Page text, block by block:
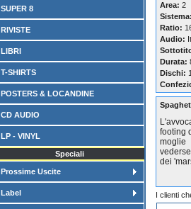
SUPER 8
RIVISTE
LIBRI
T-SHIRTS
POSTERS & LOCANDINE
CD AUDIO
LP - VINYL
Speciali
Prossime Uscite
Label
Area: 2
Sistema:
Ratio:
Audio:
Durata:
Dischi: 1
footing
moglie
dei
I clienti